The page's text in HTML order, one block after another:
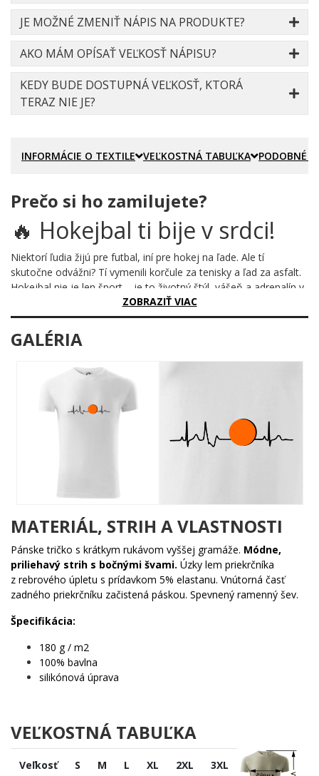
JE MOŽNÉ ZMENIŤ NÁPIS NA PRODUKTE?
AKO MÁM OPÍSAŤ VEĽKOSŤ NÁPISU?
KEDY BUDE DOSTUPNÁ VEĽKOSŤ, KTORÁ
TERAZ NIE JE?
INFORMÁCIE O TEXTILE VEĽKOSTNÁ TABUĽKA PODOBNÉ
Prečo si ho zamilujete?
🔥 Hokejbal ti bije v srdci!
Niektorí ľudia žijú pre futbal, iní pre hokej na ľade. Ale tí
skutočne odvážni? Tí vymenili korčule za tenisky a ľad za asfalt.
Hokejbal nie je len šport – je to životný štýl, vášeň a adrenalín v
Prečo je tento motív úžasný?
srdcového tepu plynie pokojne... až kým nenarazí na žiarivú
oranžovú loptičku. Práve tam srdce vybuchne do divoké rytmu.
Čierna línia pulzu v kombinácii s výraznou oranžovou farbou
hokejbalovej loptičky vytvára dokonalý kontrast – jednoduchý,
moderný a okamžite zrozumiteľný každému, kto vie, čo
🔥 Každému hokejbalistovi, ktorý trávi víkendy na ihrisku
bez strechy
💪 Hráčom street hockey, pre ktorých je asfalt druhý
domov
🎯 Fanúšikom, ktorí vedia, že skutočná hra nepotrebuje
ľad
🌟 Komukoľvek, kto chce ukázať, čo mu naozaj bije v
tých, čo hrajú srdcom – a nosí ho s hrdosťou. Daj svetu vedieť, čo
ťa poháňa! ✨
ZOBRAZIŤ VIAC
GALÉRIA
MATERIÁL, STRIH A VLASTNOSTI
Pánske tričko s krátkym rukávom vyššej gramáže. Módne,
priliehavý strih s bočnými švami. Úzky lem priekrčníka
z rebrového úpletu s prídavkom 5% elastanu. Vnútorná časť
zadného priekrčníku začistená páskou. Spevnený ramenný šev.
Špecifikácia:
180 g / m2
100% bavlna
silikónová úprava
VEĽKOSTNÁ TABUĽKA
Veľkosť S M L XL 2XL 3XL